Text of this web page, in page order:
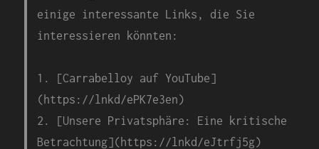
einige interessante Links, die Sie
interessieren könnten:
1. [Carrabelloy auf YouTube]
(https://lnkd/ePK7e3en)
2. [Unsere Privatsphäre: Eine kritische
Betrachtung](https://lnkd/eJtrfj5g)